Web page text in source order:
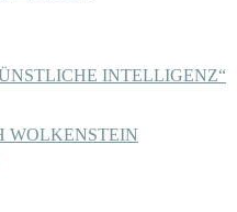
INTELLIGENZ“
WOLKENSTEIN